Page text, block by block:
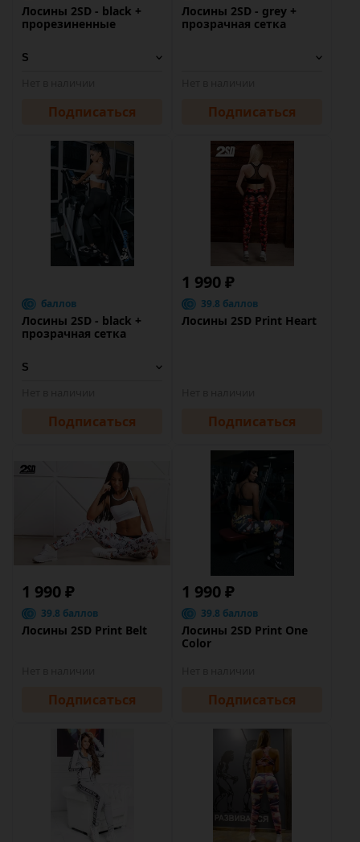
Лосины 2SD - black +
прорезиненные
Подписаться
Лосины 2SD - grey +
прозрачная сетка
Подписаться
баллов
Лосины 2SD - black +
прозрачная сетка
Подписаться
1 990 ₽
39.8 баллов
Лосины 2SD Print Heart
Подписаться
1 990 ₽
39.8 баллов
Лосины 2SD Print Belt
Подписаться
1 990 ₽
39.8 баллов
Лосины 2SD Print One
Color
Подписаться